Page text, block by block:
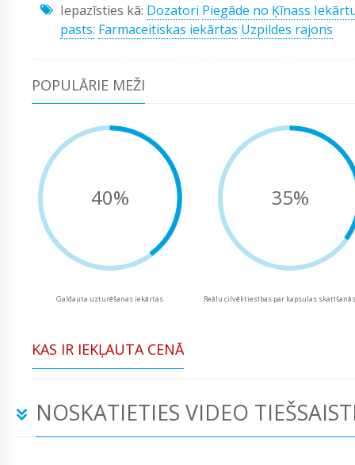
Iepazīsties kā: Dozatori Piegāde no Ķīnass
pasts: Farmaceitiskas iekārtas Uzpildes rajons
POPULĀRIE MEŽI
40%
Galdauta uzturēšanas iekārtas
35%
Reālu cilvēktiesības par kapsulas
KAS IR IEKĻAUTA CENĀ
NOSKATIETIES VIDEO